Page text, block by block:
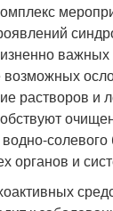
важных
растворов и
органов и